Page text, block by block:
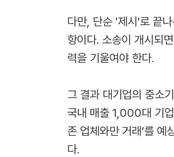
다만, 단순 '제시’로 끝
항이다. 소송이 개시되
력을 기울여야 한다.
그 결과 대기업의 중소
국내 매출 1,000대 기
존 업체와만 거래’를
다.